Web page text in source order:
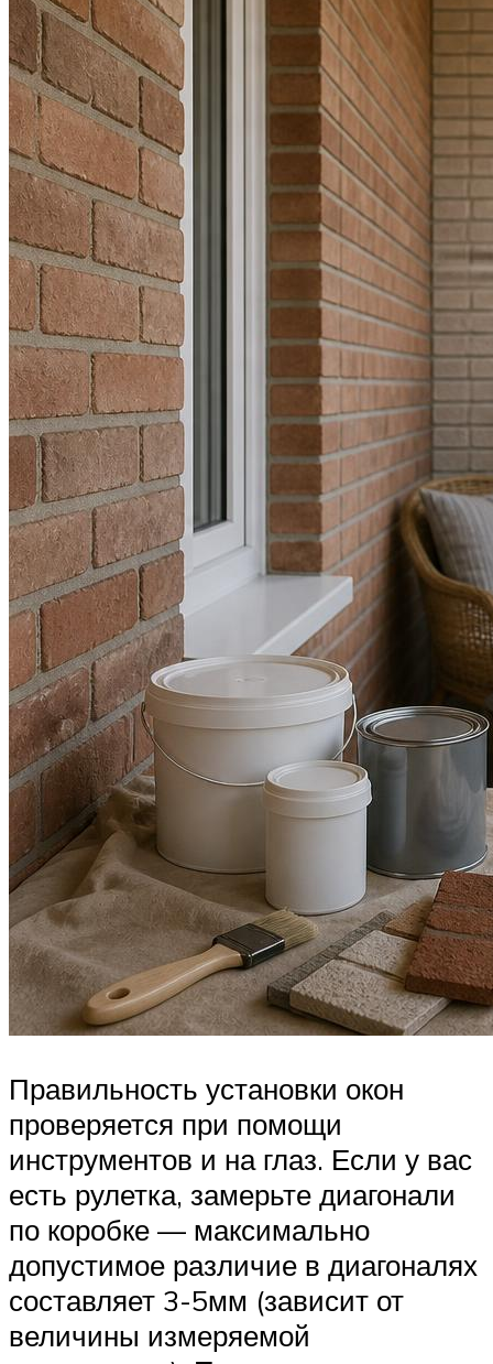
Правильность установки окон
проверяется при помощи
инструментов и на глаз. Если у вас
есть рулетка, замерьте диагонали
по коробке — максимально
допустимое различие в диагоналях
составляет 3-5мм (зависит от
величины измеряемой